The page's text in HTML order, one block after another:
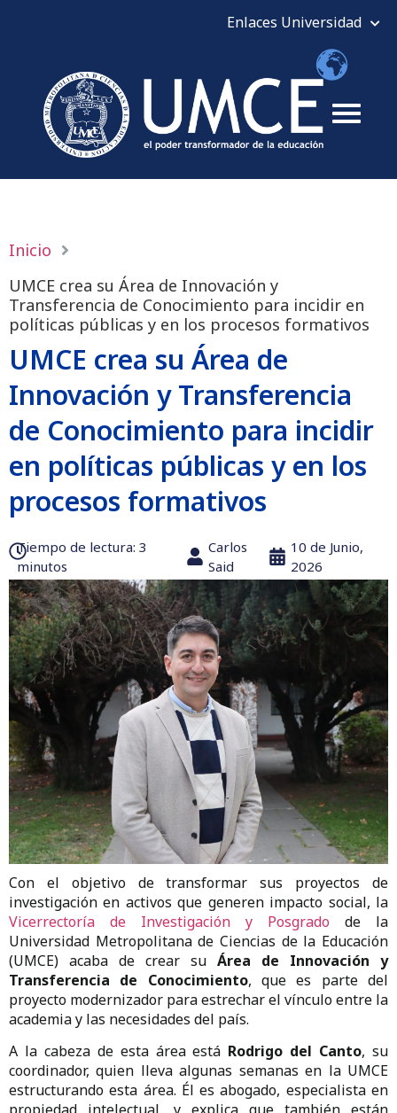
Inicio
UMCE crea su Área de Innovación y
Transferencia de Conocimiento para incidir en
políticas públicas y en los procesos formativos
UMCE crea su Área de
Innovación y Transferencia
de Conocimiento para incidir
en políticas públicas y en los
procesos formativos
Tiempo de lectura:‎ 3
minutos
Carlos
Said
10 de Junio,
2026
Con el objetivo de transformar sus proyectos de
investigación en activos que generen impacto social, la
Vicerrectoría de Investigación y Posgrado de la
Universidad Metropolitana de Ciencias de la Educación
(UMCE) acaba de crear su Área de Innovación y
Transferencia de Conocimiento, que es parte del
proyecto modernizador para estrechar el vínculo entre la
academia y las necesidades del país.
A la cabeza de esta área está Rodrigo del Canto, su
coordinador, quien lleva algunas semanas en la UMCE
estructurando esta área. Él es abogado, especialista en